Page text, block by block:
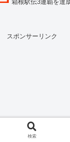
箱根駅伝3連覇を達
開始...
スポンサーリンク
検索